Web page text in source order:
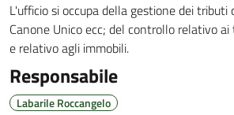
L'ufficio si occupa della gestione dei tributi
Canone Unico ecc; del controllo relativo
e relativo agli immobili.
Responsabile
Labarile Roccangelo